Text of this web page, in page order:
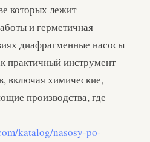
которых лежит
и герметичная
диафрагменные насосы
практичный инструмент
включая химические,
производства, где
katalog/nasosy-po-